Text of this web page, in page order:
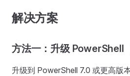
解决方案
方法一：升级 PowerShell
升级到 PowerShell 7.0 或更高版